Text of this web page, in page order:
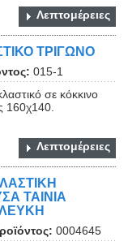
Λεπτομέρειες
ΤΡΙΓΩΝΟ
015-1
σε κόκκινο
160χ140.
Λεπτομέρειες
ΤΑΙΝΙΑ
0004645